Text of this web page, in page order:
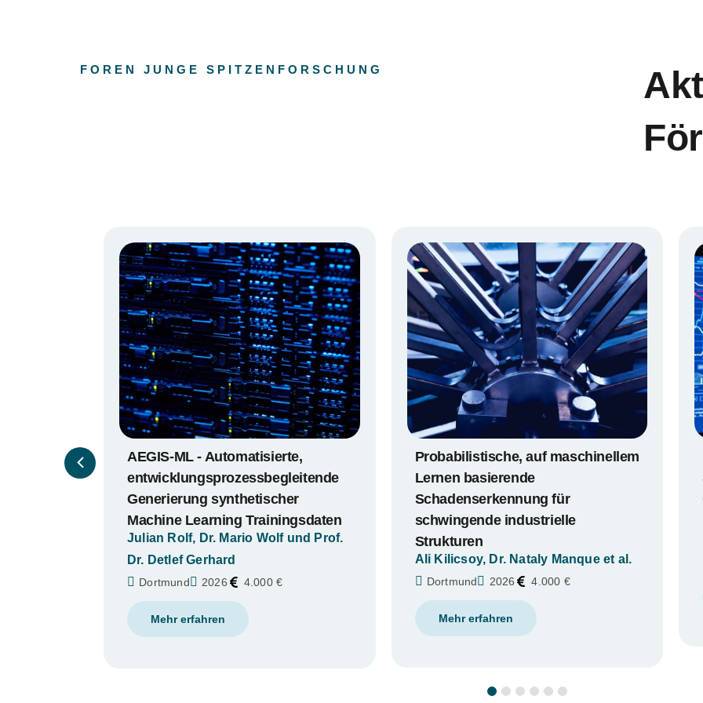
FOREN JUNGE SPITZENFORSCHUNG
Probabilistische, auf maschinellem
Lernen basierende
Schadenserkennung für
schwingende industrielle
Strukturen
Ali Kilicsoy, Dr. Nataly Manque et al.
Dortmund 2026 4.000 €
Mehr erfahren
PRISMA - Privacy-preserving
Signal Detection, Analysis, and
Classification in Automotive and
Industrial Applications
René Glitza und Luca Becker
Dortmund 2026 4.000 €